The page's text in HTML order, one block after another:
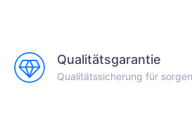
Qualitätsgarantie
Qualitätssicherung für